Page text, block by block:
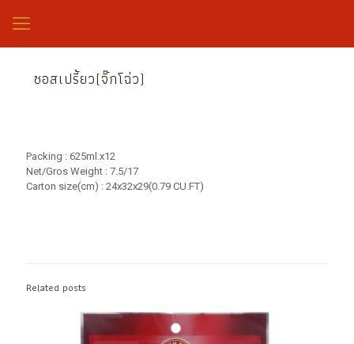
ซอสเปรี้ยว(จิ๊กโฉ่ว)
Packing : 625ml.x12
Net/Gros Weight : 7.5/17
Carton size(cm) : 24x32x29(0.79 CU.FT)
Related posts